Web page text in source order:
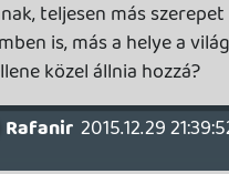
bolondítsák a nézőket a
is, amikor jó sok évvel ezelőtt
a régi trilógiát, utána egészen
filmig abban a tudatban éltem,
régi karaktergárda, úgymond
élt míg meg nem halt".
tessék, Han Solo-t visszahozták